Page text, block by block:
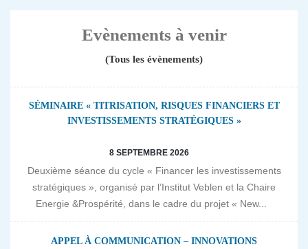
Evènements à venir
(Tous les évènements)
SÉMINAIRE « TITRISATION, RISQUES FINANCIERS ET
INVESTISSEMENTS STRATÉGIQUES »
8 SEPTEMBRE 2026
Deuxième séance du cycle « Financer les investissements
stratégiques », organisé par l’Institut Veblen et la Chaire
Energie &Prospérité, dans le cadre du projet « New...
APPEL À COMMUNICATION – INNOVATIONS